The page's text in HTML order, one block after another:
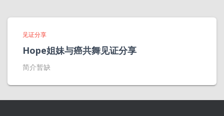
见证分享
Hope姐妹与癌共舞见证分享
简介暂缺